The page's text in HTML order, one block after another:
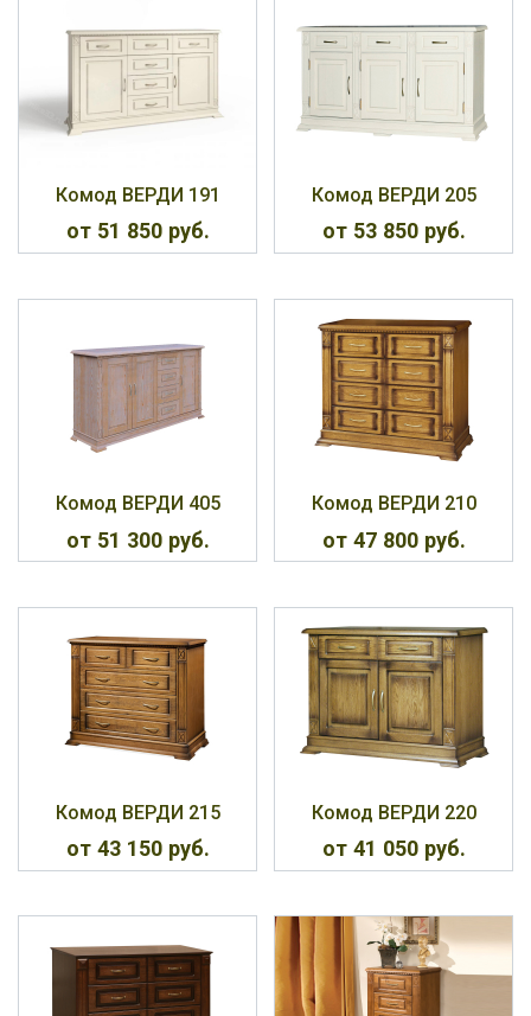
Комод ВЕРДИ 191
от 51 850 руб.
Комод ВЕРДИ 205
от 53 850 руб.
Комод ВЕРДИ 405
от 51 300 руб.
Комод ВЕРДИ 210
от 47 800 руб.
Комод ВЕРДИ 215
от 43 150 руб.
Комод ВЕРДИ 220
от 41 050 руб.